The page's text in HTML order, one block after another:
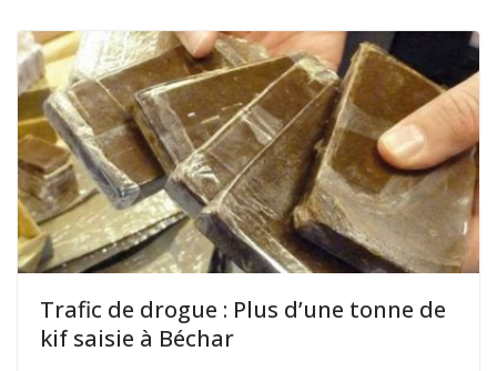
Trafic de drogue : Plus d’une tonne de
kif saisie à Béchar